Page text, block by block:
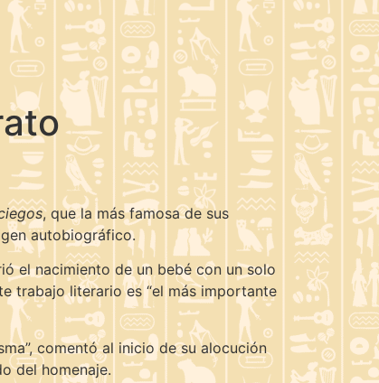
, que la más famosa de sus
autobiográfico.
el nacimiento de un bebé con un solo
trabajo literario es “el más importante
comentó al inicio de su alocución
del homenaje.